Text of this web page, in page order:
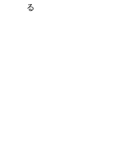
る